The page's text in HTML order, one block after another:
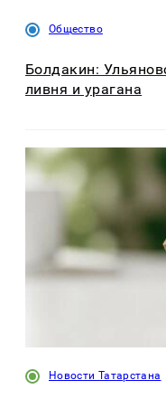
Общество
Болдакин:
ливня и урагана
Новости Татарстана